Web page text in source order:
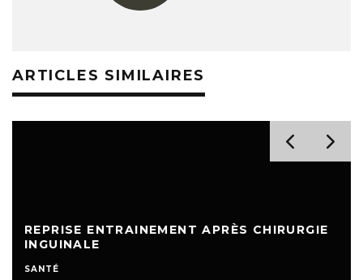
ARTICLES SIMILAIRES
REPRISE ENTRAINEMENT APRÈS CHIRURGIE
INGUINALE
SANTÉ